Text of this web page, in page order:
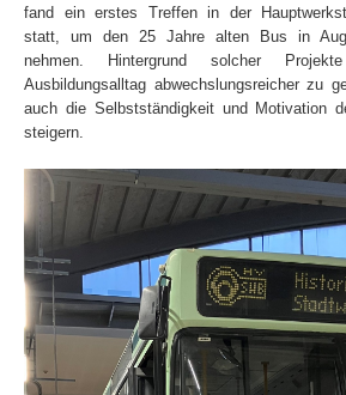
fand ein erstes Treffen in der
statt, um den 25 Jahre alten Bus in
nehmen. Hintergrund solcher
Ausbildungsalltag abwechslungsreicher zu
auch die Selbstständigkeit und Motivation
steigern.